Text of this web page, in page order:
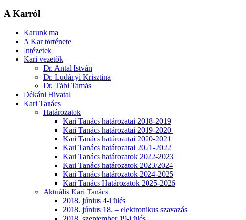
A Karról
Karunk ma
A Kar története
Intézetek
Kari vezetők
Dr. Antal István
Dr. Ludányi Krisztina
Dr. Tábi Tamás
Dékáni Hivatal
Kari Tanács
Határozatok
Kari Tanács határozatai 2018-2019
Kari Tanács határozatai 2019-2020.
Kari Tanács határozatai 2020-2021
Kari Tanács határozatai 2021-2022
Kari Tanács határozatok 2022-2023
Kari Tanács határozatok 2023/2024
Kari Tanács határozatok 2024-2025
Kari Tanács Határozatok 2025-2026
Aktuális Kari Tanács
2018. június 4-i ülés
2018. június 18. – elektronikus szavazás
2018. szeptember 19-i ülés